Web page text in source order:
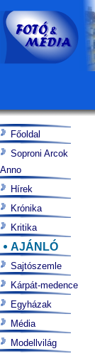
Főoldal
Soproni Arcok
Anno
Hírek
Krónika
Kritika
AJÁNLÓ
Sajtószemle
Kárpát-medence
Egyházak
Média
Modellvilág